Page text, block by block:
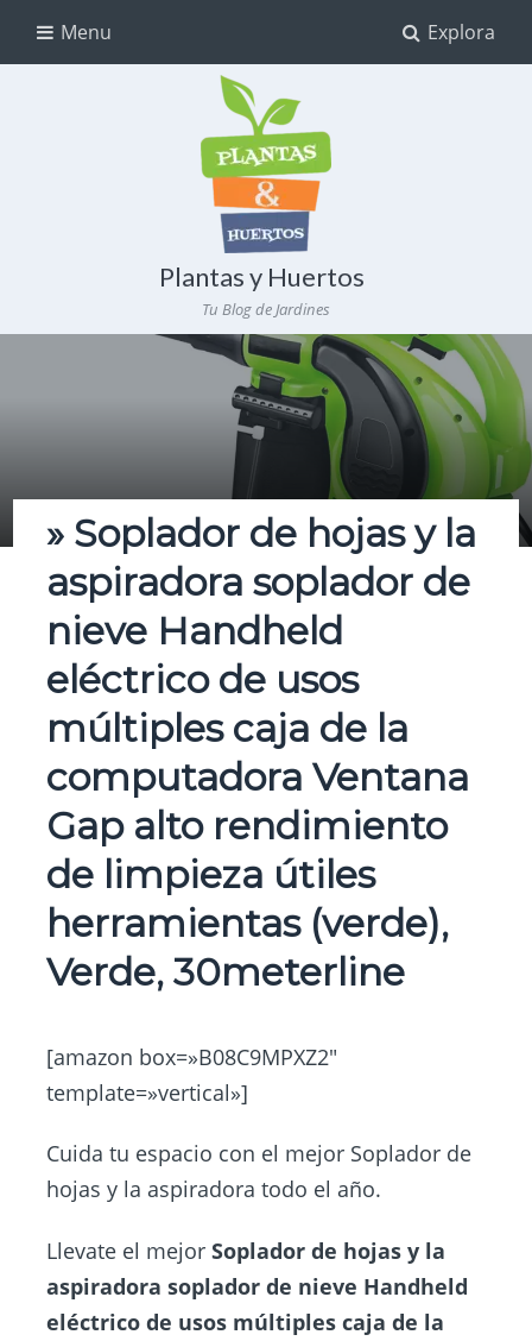
Explora
Menu
Plantas y Huertos
Tu Blog de Jardines
» Soplador de hojas y la
aspiradora soplador de
nieve Handheld
eléctrico de usos
múltiples caja de la
computadora Ventana
Gap alto rendimiento
de limpieza útiles
herramientas (verde),
Verde, 30meterline
[amazon box=»B08C9MPXZ2″
template=»vertical»]
Cuida tu espacio con el mejor Soplador de
hojas y la aspiradora todo el año.
Llevate el mejor Soplador de hojas y la
aspiradora soplador de nieve Handheld
eléctrico de usos múltiples caja de la